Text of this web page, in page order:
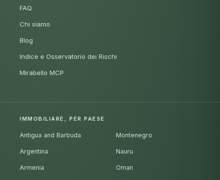
FAQ
Chi siamo
Blog
Indice e Osservatorio dei Rischi
Mirabello MCP
IMMOBILIARE, PER PAESE
Antigua and Barbuda
Argentina
Armenia
Montenegro
Nauru
Oman